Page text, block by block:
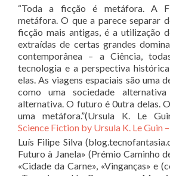
“Toda a ficção é metáfora. A
metáfora. O que a parece separar
ficção mais antigas, é a utilização
extraídas de certas grandes
contemporânea – a Ciência,
tecnologia e a perspectiva
elas. As viagens espaciais são uma
como uma sociedade
alternativa. O futuro é 0utra delas.
uma metáfora.”(Ursula K. Le
Science Fiction by Ursula K. Le Guin
Luís Filipe Silva
Futuro à Janela» (Prémio Caminho
«Cidade da Carne», «Vinganças» e